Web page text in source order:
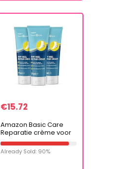
€15.72
Amazon Basic Care
Reparatie crème voor
Droog Scheren- 3 stuks
(3 Buizen à 75 ml)
Already Sold: 90%